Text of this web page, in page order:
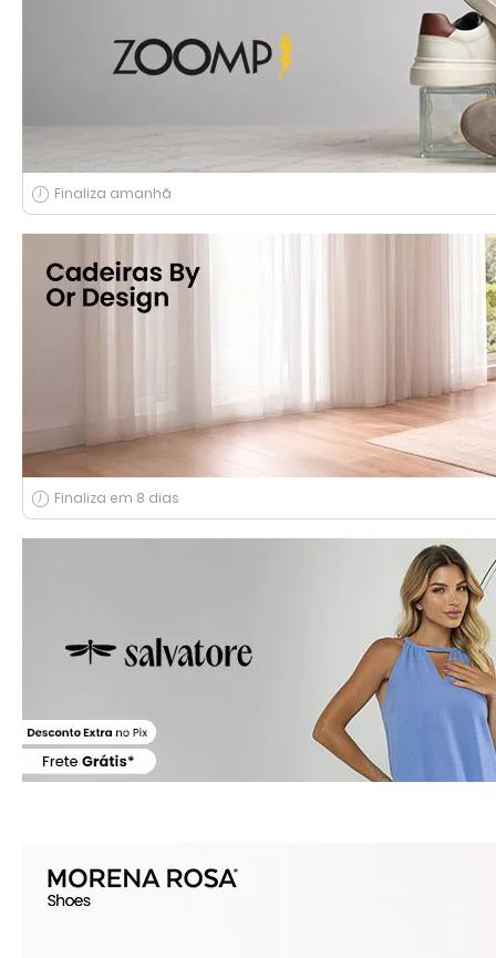
Finaliza amanhã
Finaliza em 8 dias